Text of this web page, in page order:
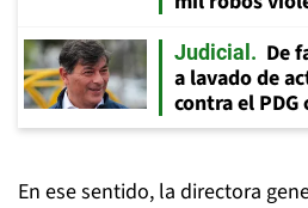
Judicial
De
a lavado de
contra el PDG
En ese sentido, la directora